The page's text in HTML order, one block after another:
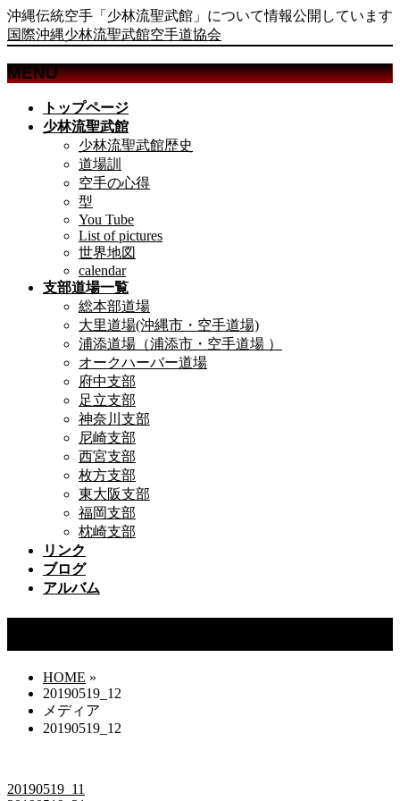
沖縄伝統空手「少林流聖武館」について情報公開しています
国際沖縄少林流聖武館空手道協会
MENU
トップページ
少林流聖武館
少林流聖武館歴史
道場訓
空手の心得
型
You Tube
List of pictures
世界地図
calendar
支部道場一覧
総本部道場
大里道場(沖縄市・空手道場)
浦添道場（浦添市・空手道場 ）
オークハーバー道場
府中支部
足立支部
神奈川支部
尼崎支部
西宮支部
枚方支部
東大阪支部
福岡支部
枕崎支部
リンク
ブログ
アルバム
HOME »
20190519_12
メディア
20190519_12
20190519_11